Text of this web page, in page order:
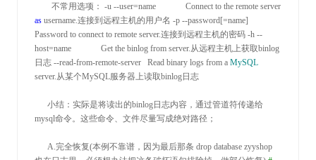
        不常用选项：
as username.连接到远程主机的用户名 -p --password[=name]
Password to connect to remote server.连接到远程主机的密码 -h --
host=name              Get the binlog from server.从远程主机上获取binlog
日志 --read-from-remote-server   Read binary logs from a MySQL
server.从某个MySQL服务器上读取binlog日志
mysql命令。这些命令、文件尽量写成绝对路径；
      A
.完全恢复(本例不靠谱，因为最后那条 drop database zyyshop